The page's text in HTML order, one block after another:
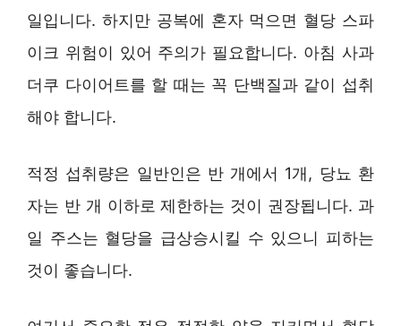
일입니다. 하지만 공복에 혼자 먹으면 혈당 스파
이크 위험이 있어 주의가 필요합니다. 아침 사과
더쿠 다이어트를 할 때는 꼭 단백질과 같이 섭취
해야 합니다.
적정 섭취량은 일반인은 반 개에서 1개, 당뇨 환
자는 반 개 이하로 제한하는 것이 권장됩니다. 과
일 주스는 혈당을 급상승시킬 수 있으니 피하는
것이 좋습니다.